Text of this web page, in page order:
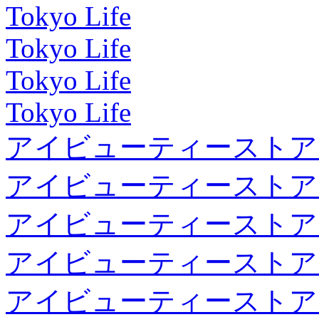
Tokyo Life
Tokyo Life
Tokyo Life
Tokyo Life
アイビューティースト
アイビューティースト
アイビューティースト
アイビューティースト
アイビューティースト